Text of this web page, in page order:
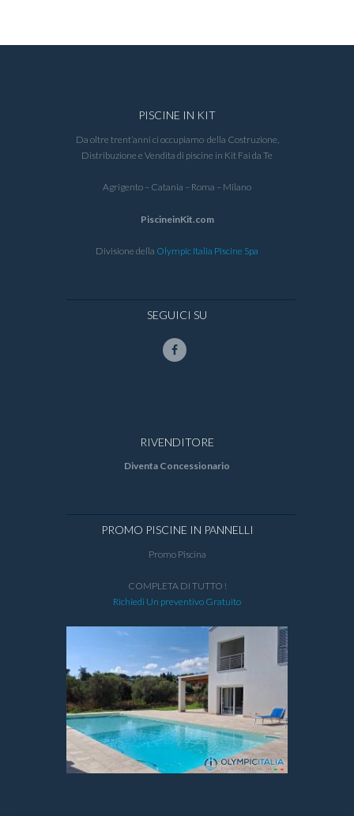
PISCINE IN KIT
Da oltre trent’anni ci occupiamo della Costruzione,
Distribuzione e Vendita di piscine in Kit Fai da Te
Agrigento – Catania – Roma – Milano
PiscineinKit.com
Divisione della Olympic Italia Piscine Spa
SEGUICI SU
RIVENDITORE
Diventa Concessionario
PROMO PISCINE IN PANNELLI
Promo Piscina
COMPLETA DI TUTTO !
Richiedi Un preventivo Gratuito